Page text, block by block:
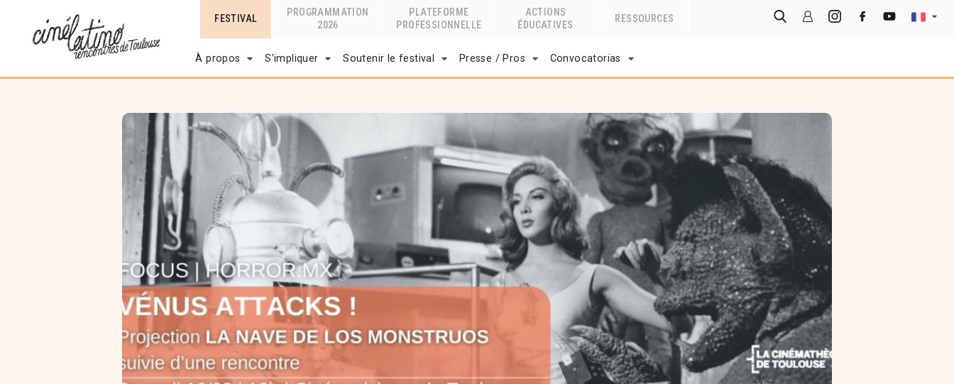
FESTIVAL
PROGRAMMATION
2026
PLATEFORME
PROFESSIONNELLE
ACTIONS
ÉDUCATIVES
RESSOURCES
À propos S’impliquer Soutenir le festival Presse / Pros Convocatorias